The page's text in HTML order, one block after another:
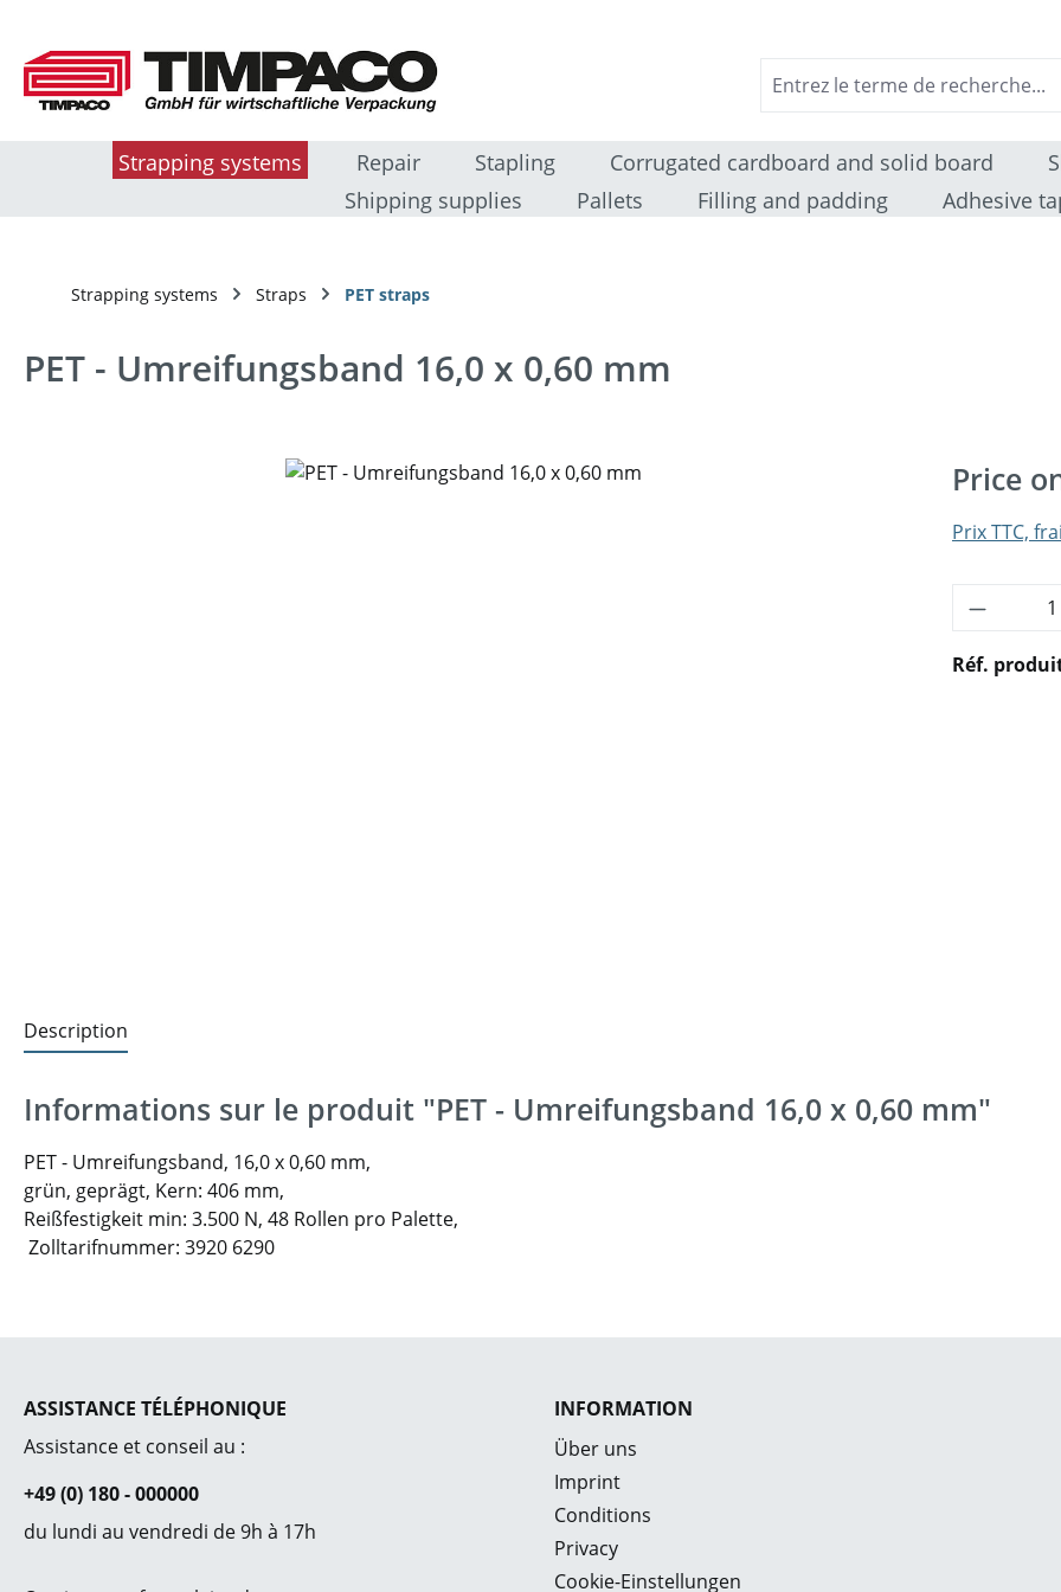
Strapping systems Repair Stapling Corrugated cardboard and solid board
Shipping supplies
Pallets Filling and padding Adhesive
Strapping systems Straps PET straps
PET - Umreifungsband 16,0 x 0,60 mm
Price
Prix TTC,
Réf.
Description
Informations sur le produit "PET - Umreifungsband 16,0 x 0,60 mm"
PET - Umreifungsband, 16,0 x 0,60 mm,
grün, geprägt, Kern: 406 mm,
Reißfestigkeit min: 3.500 N, 48 Rollen pro Palette,
Zolltarifnummer: 3920 6290
ASSISTANCE TÉLÉPHONIQUE
Assistance et conseil au :
+49 (0) 180 - 000000
du lundi au vendredi de 9h à 17h
INFORMATION
Über uns
Imprint
Conditions
Privacy
Cookie-Einstellungen